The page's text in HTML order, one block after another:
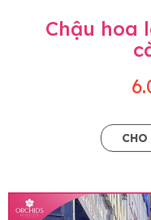
Chậu hoa